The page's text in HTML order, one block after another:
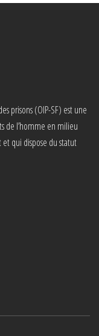
prisons (OIP-SF) est une
de l’homme en milieu
qui dispose du statut